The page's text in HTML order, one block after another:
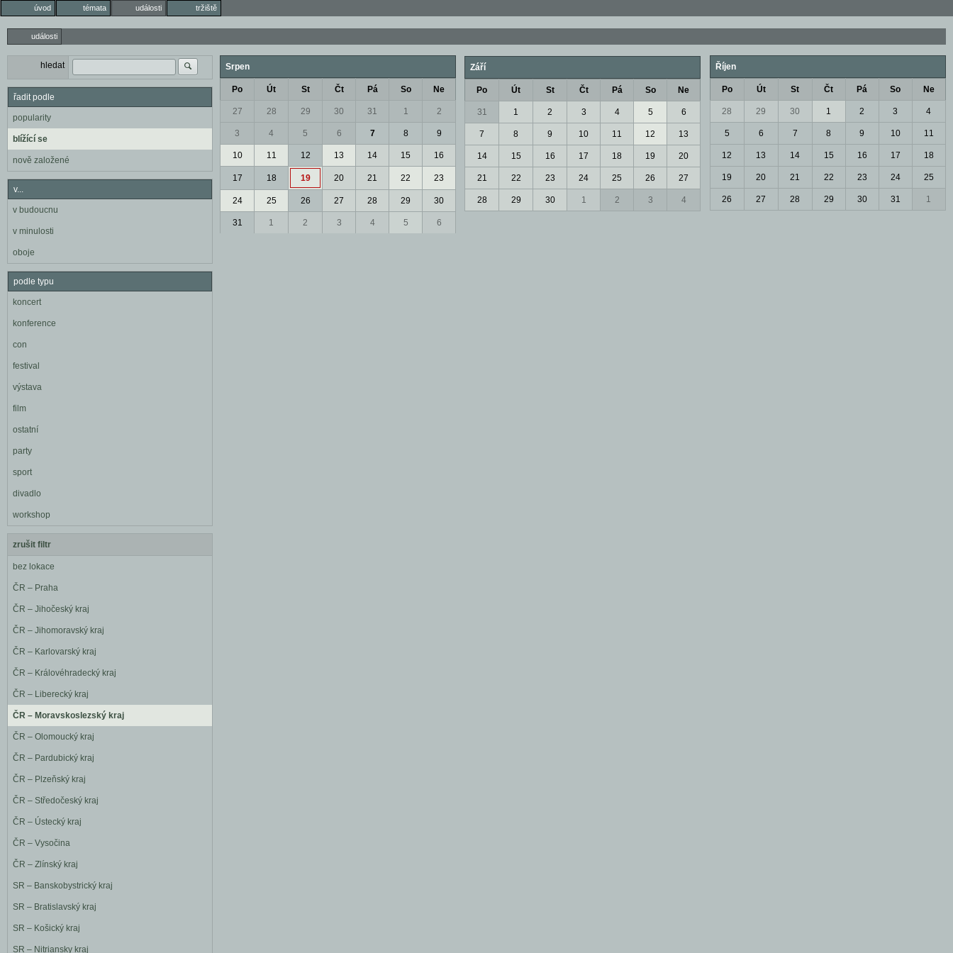
úvod témata události tržiště
události
hledat
řadit podle
popularity
blížící se
nově založené
v...
v budoucnu
v minulosti
oboje
podle typu
koncert
konference
con
festival
výstava
film
ostatní
party
sport
divadlo
workshop
zrušit filtr
bez lokace
ČR – Praha
ČR – Jihočeský kraj
ČR – Jihomoravský kraj
ČR – Karlovarský kraj
ČR – Královéhradecký kraj
ČR – Liberecký kraj
ČR – Moravskoslezský kraj
ČR – Olomoucký kraj
ČR – Pardubický kraj
ČR – Plzeňský kraj
ČR – Středočeský kraj
ČR – Ústecký kraj
ČR – Vysočina
ČR – Zlínský kraj
SR – Banskobystrický kraj
SR – Bratislavský kraj
SR – Košický kraj
SR – Nitriansky kraj
Srpen
Po Út St Čt Pá So Ne
27 28 29 30 31 1 2
3 4 5 6 7 8 9
10 11 12 13 14 15 16
17 18 19 20 21 22 23
24 25 26 27 28 29 30
31 1 2 3 4 5 6
Září
Po Út St Čt Pá So Ne
31 1 2 3 4 5 6
7 8 9 10 11 12 13
14 15 16 17 18 19 20
21 22 23 24 25 26 27
28 29 30 1 2 3 4
Říjen
Po Út St Čt Pá So Ne
28 29 30 1 2 3 4
5 6 7 8 9 10 11
12 13 14 15 16 17 18
19 20 21 22 23 24 25
26 27 28 29 30 31 1